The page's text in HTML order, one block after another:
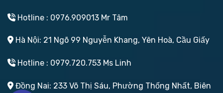
Hotline : 0976.909013 Mr Tâm
Hà Nội: 21 Ngõ 99 Nguyễn Khang, Yên Hoà, Cầu Giấy
Hotline : 0979.720.753 Ms Linh
Đồng Nai: 233 Võ Thị Sáu, Phường Thống Nhất, Biên